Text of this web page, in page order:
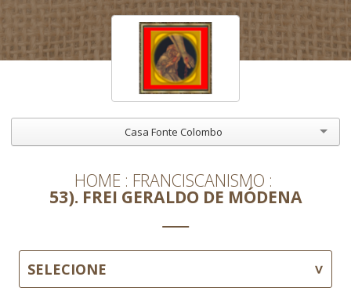
Casa Fonte Colombo
HOME FRANCISCANISMO
53). FREI GERALDO DE MÓDENA
SELECIONE